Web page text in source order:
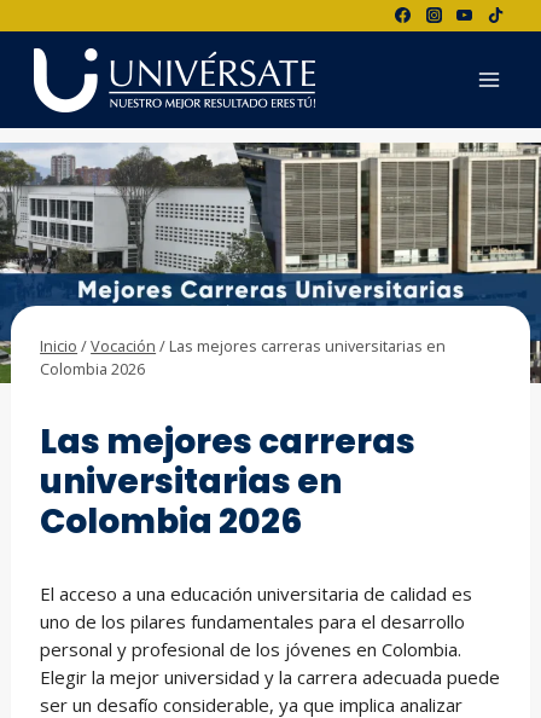
contenido
Inicio /Vocación / Las mejores carreras universitarias en
Colombia 2026
Las mejores carreras
universitarias en
Colombia 2026
El acceso a una educación universitaria de calidad es
uno de los pilares fundamentales para el desarrollo
personal y profesional de los jóvenes en Colombia.
Elegir la mejor universidad y la carrera adecuada puede
ser un desafío considerable, ya que implica analizar